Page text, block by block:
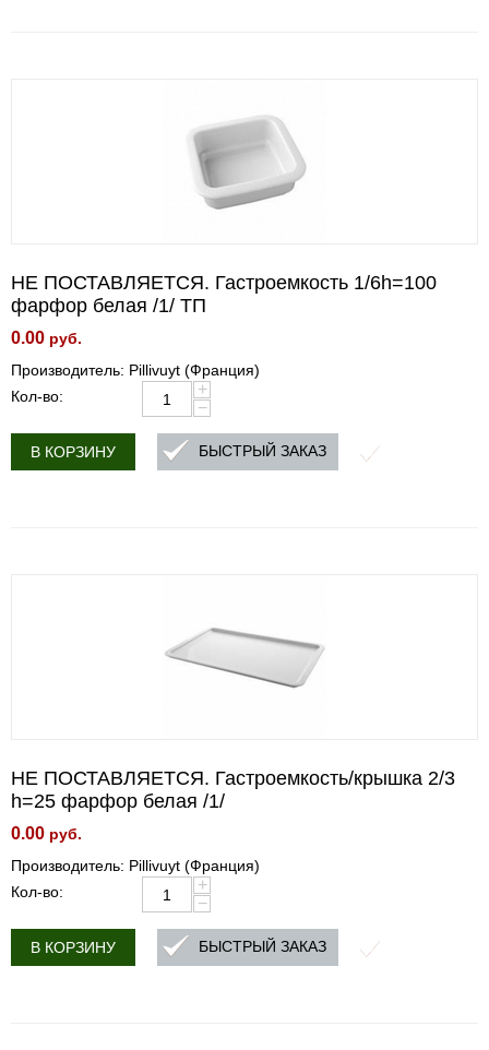
НЕ ПОСТАВЛЯЕТСЯ. Гастроемкость 1/6h=100
фарфор белая /1/ ТП
0.00 руб.
Производитель: Pillivuyt (Франция)
Кол-во:
+
−
В КОРЗИНУ БЫСТРЫЙ ЗАКАЗ
НЕ ПОСТАВЛЯЕТСЯ. Гастроемкость/крышка 2/3
h=25 фарфор белая /1/
0.00 руб.
Производитель: Pillivuyt (Франция)
Кол-во:
+
−
В КОРЗИНУ БЫСТРЫЙ ЗАКАЗ